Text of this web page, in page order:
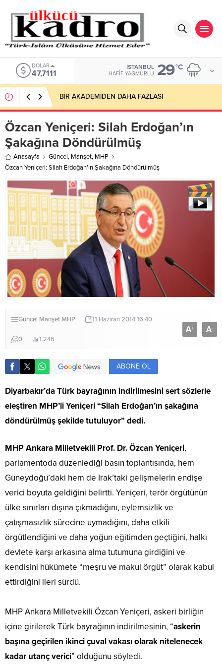
EURO
55,1881
İSTANBUL
HAFIF YAĞMURLU 29°C
BİR AKADEMİDEN DAHA FAZLASI
Özcan Yeniçeri: Silah Erdoğan’ın
Şakağına Döndürülmüş
Anasayfa Güncel, Manşet, MHP
Özcan Yeniçeri: Silah Erdoğan’ın Şakağına Döndürülmüş
Güncel Manşet MHP 11 Haziran 2014 16:40
0 1.246
A+ A-
ABONE OL
Diyarbakır’da Türk bayrağının indirilmesini sert sözlerle
eleştiren MHP’li Yeniçeri “Silah Erdoğan’ın şakağına
döndürülmüş şekilde tutuluyor” dedi.
MHP Ankara Milletvekili Prof. Dr. Özcan Yeniçeri,
parlamentoda düzenlediği basın toplantısında, hem
Güneydoğu’daki hem de Irak’taki gelişmelerin endişe
verici boyuta geldiğini belirtti. Yeniçeri, terör örgütünün
ülke sınırları dışına çıkmadığını, eylemsizlik ve
çatışmasızlık sürecine uymadığını, daha etkili
örgütlendiğini ve daha yoğun eğitimden geçtiğini, halkı
devlete karşı arkasına alma tutumuna girdiğini ve
kendisini hükümete “meşru ve makul örgüt” olarak kabul
ettirdiğini ileri sürdü.
MHP Ankara Milletvekili Özcan Yeniçeri, askeri birliğin
içine girilerek Türk bayrağının indirilmesinin, “askerin
başına geçirilen ikinci çuval vakası olarak nitelenecek
kadar utanç verici” olduğunu söyledi.